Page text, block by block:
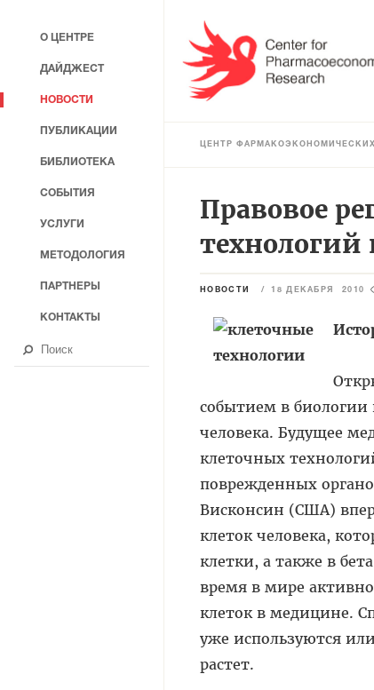
ЦЕНТР
Правовое
технологий
НОВОСТИ / 18 ДЕКАБРЯ 2010
событием в
человека. Будущее
клеточных
поврежденных
Висконсин (США)
клеток человека,
клетки, а также в
время в мире
клеток в медицине.
уже используются
растет.
О ЦЕНТРЕ
ДАЙДЖЕСТ
НОВОСТИ
ПУБЛИКАЦИИ
БИБЛИОТЕКА
СОБЫТИЯ
УСЛУГИ
МЕТОДОЛОГИЯ
ПАРТНЕРЫ
КОНТАКТЫ